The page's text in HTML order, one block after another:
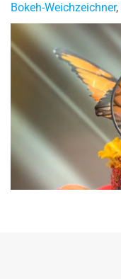
Bokeh-Weichzeichner,